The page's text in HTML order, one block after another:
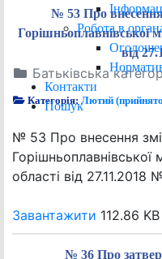
Робота в
Контакти
Пошук
№ 53 Про
Горішньоплавнівської
від
Батьківська
Категорія:Лютий
№ 53 Про внесення
Горішньоплавнівської
області від 27.11.2018
Завантажити 112.86 KB
№ 36 Про